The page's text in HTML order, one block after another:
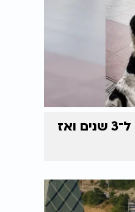
הוא איבד את הכלב שלו ל־3 שנים ואז